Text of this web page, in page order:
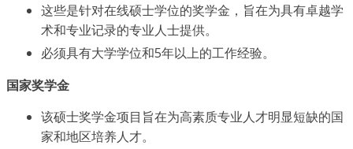
这些是针对在线硕士学位的奖学金，旨在为具有卓越学
术和专业记录的专业人士提供。
必须具有大学学位和5年以上的工作经验。
国家奖学金
该硕士奖学金项目旨在为高素质专业人才明显短缺的国
家和地区培养人才。